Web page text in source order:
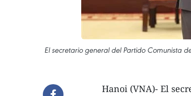
El secretario general del Partido Comunista
Hanoi (VNA)- El